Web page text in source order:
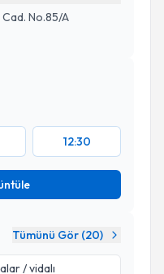
No.85/A
12:30
Tümünü Gör (20)
/ vidalı